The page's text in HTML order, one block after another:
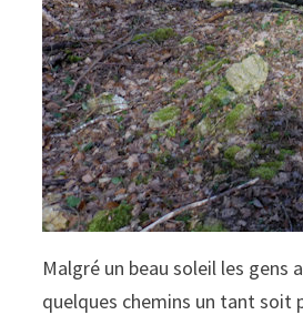
Malgré un beau soleil les
quelques chemins un tant soit